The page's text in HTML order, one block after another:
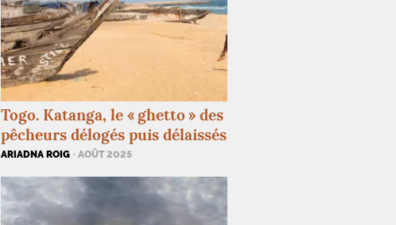
Togo. Katanga, le « ghetto » des
pêcheurs délogés puis délaissés
ARIADNA ROIG · AOÛT 2025